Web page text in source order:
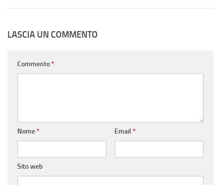
LASCIA UN COMMENTO
Commento*
Nome* Email *
Sito web